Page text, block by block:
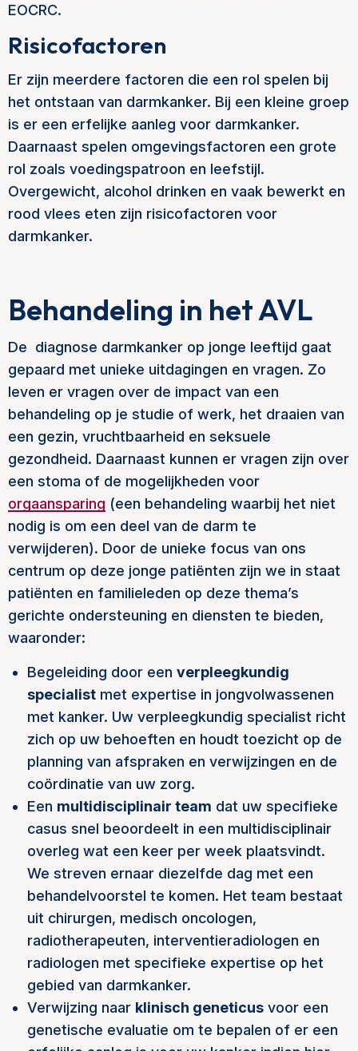
EOCRC.
Risicofactoren
Er zijn meerdere factoren die een rol spelen bij
het ontstaan van darmkanker. Bij een kleine groep
is er een erfelijke aanleg voor darmkanker.
Daarnaast spelen omgevingsfactoren een grote
rol zoals voedingspatroon en leefstijl.
Overgewicht, alcohol drinken en vaak bewerkt en
rood vlees eten zijn risicofactoren voor
darmkanker.
Behandeling in het AVL
De diagnose darmkanker op jonge leeftijd gaat
gepaard met unieke uitdagingen en vragen. Zo
leven er vragen over de impact van een
behandeling op je studie of werk, het draaien van
een gezin, vruchtbaarheid en seksuele
gezondheid. Daarnaast kunnen er vragen zijn over
een stoma of de mogelijkheden voor
orgaansparing (een behandeling waarbij het niet
nodig is om een deel van de darm te
verwijderen). Door de unieke focus van ons
centrum op deze jonge patiënten zijn we in staat
patiënten en familieleden op deze thema’s
gerichte ondersteuning en diensten te bieden,
waaronder:
Begeleiding door een verpleegkundig
specialist met expertise in jongvolwassenen
met kanker. Uw verpleegkundig specialist richt
zich op uw behoeften en houdt toezicht op de
planning van afspraken en verwijzingen en de
coördinatie van uw zorg.
Een multidisciplinair team dat uw specifieke
casus snel beoordeelt in een multidisciplinair
overleg wat een keer per week plaatsvindt.
We streven ernaar diezelfde dag met een
behandelvoorstel te komen. Het team bestaat
uit chirurgen, medisch oncologen,
radiotherapeuten, interventieradiologen en
radiologen met specifieke expertise op het
gebied van darmkanker.
Verwijzing naar klinisch geneticus voor een
genetische evaluatie om te bepalen of er een